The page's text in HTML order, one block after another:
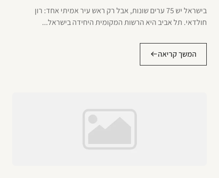
בישראל יש 75 ערים שונות, אבל רק ראש עיר אמיתי אחד: רון
חולדאי. תל אביב היא הרשות המקומית היחידה בישראל...
המשך קריאה